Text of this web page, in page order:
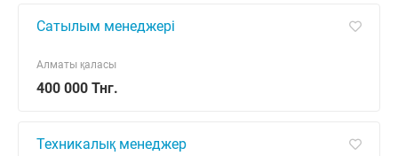
Сатылым менеджері
400 000 Тнг.
Алматы қаласы
Техникалық менеджер